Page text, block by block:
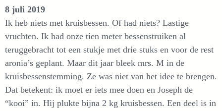
8 juli 2019
Ik heb niets met kruisbessen. Of had niets? Lastige
vruchten. Ik had onze tien meter bessenstruiken al
teruggebracht tot een stukje met drie stuks en voor de rest
aronia’s geplant. Maar dit jaar bleek mrs. M in de
kruisbessenstemming. Ze was niet van het idee te brengen.
Dat betekent: ik moet er iets mee doen en Joseph de
“kooi” in. Hij plukte bijna 2 kg kruisbessen. Een deel is in